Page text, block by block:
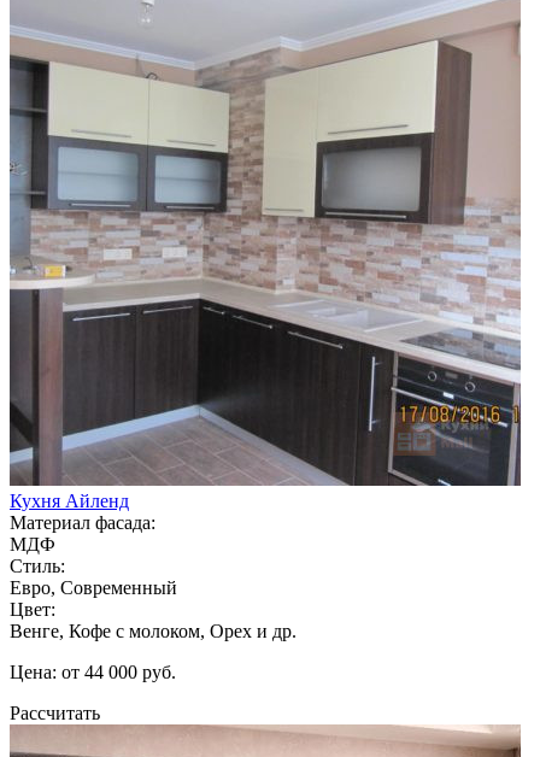
Кухня Айленд
Материал фасада:
МДФ
Стиль:
Евро, Современный
Цвет:
Венге, Кофе с молоком, Орех и др.
Цена: от 44 000 руб.
Рассчитать